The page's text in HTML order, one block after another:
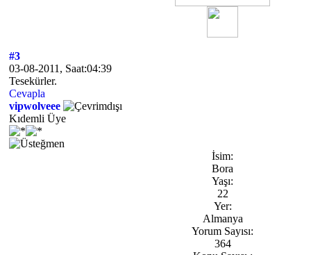
#3
03-08-2011, Saat:04:39
Tesekürler.
Cevapla
vipwolveee
Kıdemli Üye
İsim:
Bora
Yaşı:
22
Yer:
Almanya
Yorum Sayısı:
364